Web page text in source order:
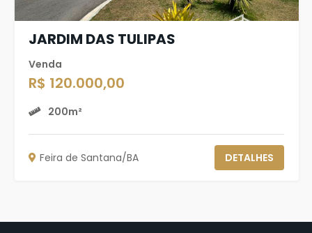
JARDIM DAS TULIPAS
Venda
R$ 120.000,00
200m²
Feira de Santana/BA DETALHES